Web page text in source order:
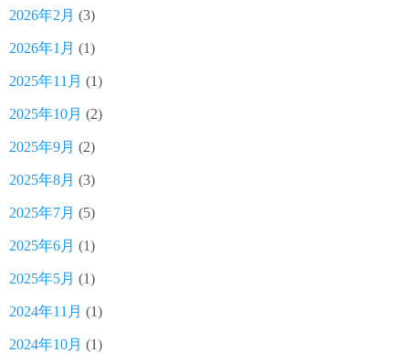
2026年2月 (3)
2026年1月 (1)
2025年11月 (1)
2025年10月 (2)
2025年9月 (2)
2025年8月 (3)
2025年7月 (5)
2025年6月 (1)
2025年5月 (1)
2024年11月 (1)
2024年10月 (1)